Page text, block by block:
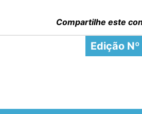
Compartilhe este
Edição